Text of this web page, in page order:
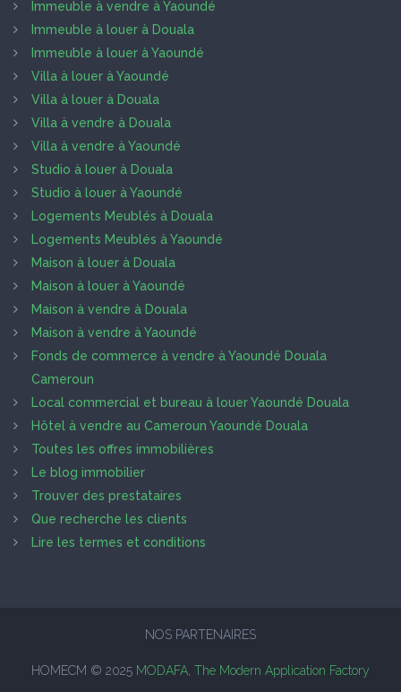
Immeuble à vendre à Yaoundé
Immeuble à louer à Douala
Immeuble à louer à Yaoundé
Villa à louer à Yaoundé
Villa à louer à Douala
Villa à vendre à Douala
Villa à vendre à Yaoundé
Studio à louer à Douala
Studio à louer à Yaoundé
Logements Meublés à Douala
Logements Meublés à Yaoundé
Maison à louer à Douala
Maison à louer à Yaoundé
Maison à vendre à Douala
Maison à vendre à Yaoundé
Fonds de commerce à vendre à Yaoundé Douala
Cameroun
Local commercial et bureau à louer Yaoundé Douala
Hôtel à vendre au Cameroun Yaoundé Douala
Toutes les offres immobilières
Le blog immobilier
Trouver des prestataires
Que recherche les clients
Lire les termes et conditions
NOS PARTENAIRES
HOMECM © 2025 MODAFA, The Modern Application Factory